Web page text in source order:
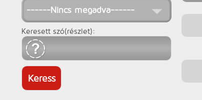
------Nincs megadva------
Keresett szó(részlet):